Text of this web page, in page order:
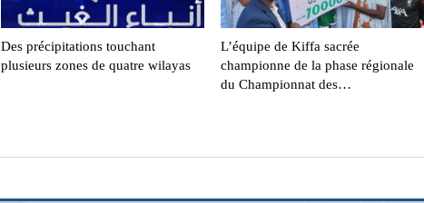
Des précipitations touchant
plusieurs zones de quatre wilayas
L’équipe de Kiffa sacrée
championne de la phase régionale
du Championnat des…